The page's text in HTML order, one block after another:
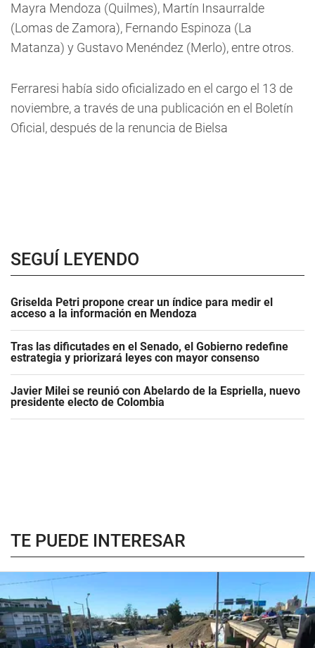
Mayra Mendoza (Quilmes), Martín Insaurralde
(Lomas de Zamora), Fernando Espinoza (La
Matanza) y Gustavo Menéndez (Merlo), entre otros.
Ferraresi había sido oficializado en el cargo el 13 de
noviembre, a través de una publicación en el Boletín
Oficial, después de la renuncia de Bielsa
SEGUÍ LEYENDO
Griselda Petri propone crear un índice para medir el
acceso a la información en Mendoza
Tras las dificutades en el Senado, el Gobierno redefine
estrategia y priorizará leyes con mayor consenso
Javier Milei se reunió con Abelardo de la Espriella, nuevo
presidente electo de Colombia
TE PUEDE INTERESAR